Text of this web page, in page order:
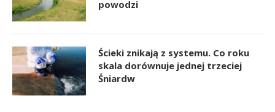
powodzi
Ścieki znikają z systemu. Co roku
skala dorównuje jednej trzeciej
Śniardw